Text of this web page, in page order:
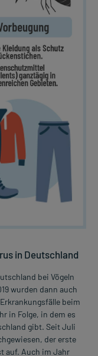
in Deutschland
bei Vögeln
wurden dann auch
beim
in Folge, in dem es
gibt. Seit Juli
der erste
auf. Auch im Jahr